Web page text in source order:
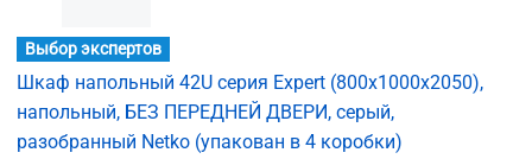
Выбор экспертов
Шкаф напольный 42U серия Expert (800х1000х2050),
напольный, БЕЗ ПЕРЕДНЕЙ ДВЕРИ, серый,
разобранный Netko (упакован в 4 коробки)